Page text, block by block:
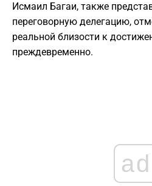
Исмаил Багаи, также
переговорную делегацию,
реальной близости к
преждевременно.
ad